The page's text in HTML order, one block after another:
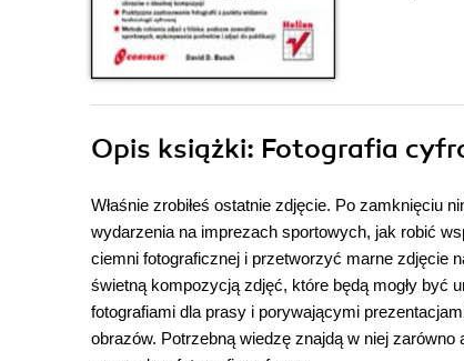
Opis książki: Fotografia
Właśnie zrobiłeś ostatnie zdjęcie. Po zamknięciu
wydarzenia na imprezach sportowych, jak robić
ciemni fotograficznej i przetworzyć marne zdjęcie
świetną kompozycją zdjęć, które będą mogły być
fotografiami dla prasy i porywającymi
obrazów. Potrzebną wiedzę znajdą w niej